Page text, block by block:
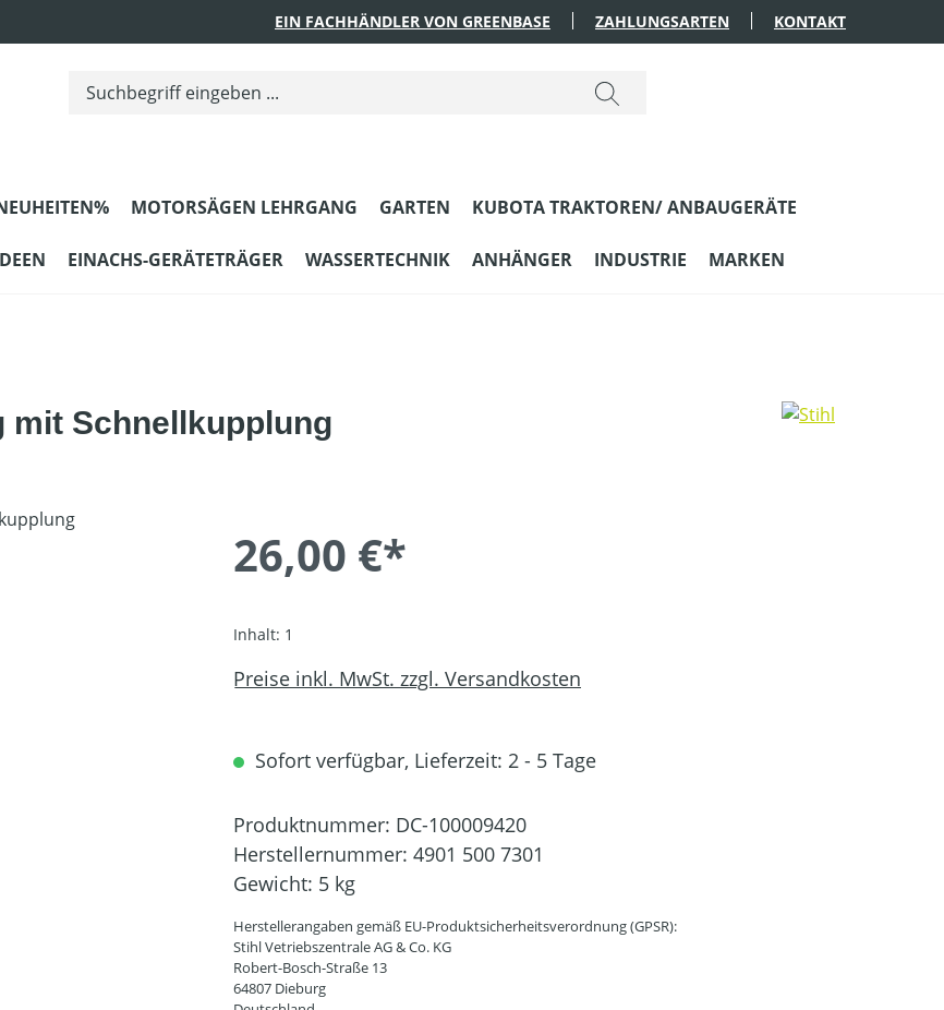
EIN FACHHÄNDLER VON GREENBASE ZAHLUNGSARTEN KONTAKT
MOTORSÄGEN LEHRGANG GARTEN KUBOTA TRAKTOREN/ ANBAUGERÄTE
EINACHS-GERÄTETRÄGER WASSERTECHNIK ANHÄNGER INDUSTRIE MARKEN
mit Schnellkupplung
26,00 €*
Inhalt: 1
Preise inkl. MwSt. zzgl. Versandkosten
Sofort verfügbar, Lieferzeit: 2 - 5 Tage
Produktnummer: DC-100009420
Herstellernummer: 4901 500 7301
Gewicht: 5 kg
Herstellerangaben gemäß EU-Produktsicherheitsverordnung (GPSR):
Stihl Vetriebszentrale AG & Co. KG
Robert-Bosch-Straße 13
64807 Dieburg